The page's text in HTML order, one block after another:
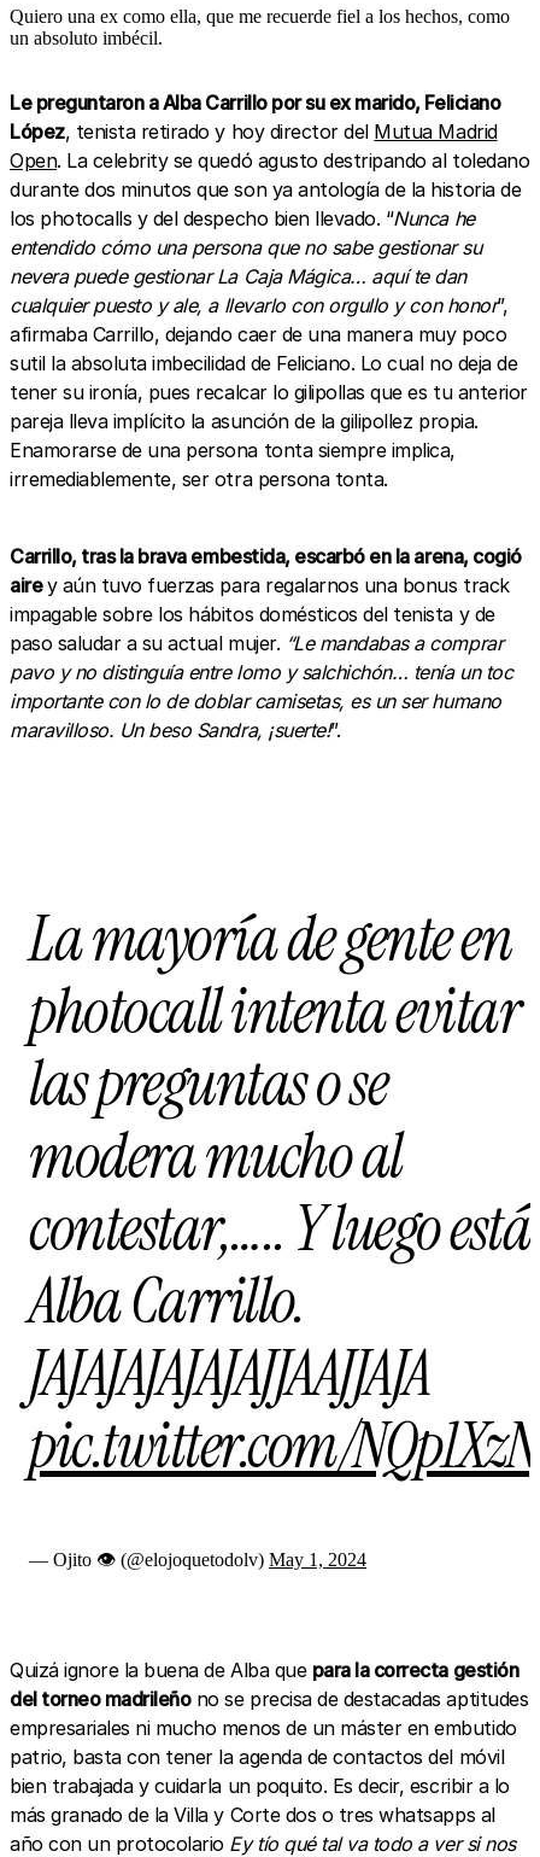
Quiero una ex como ella, que me recuerde fiel a los hechos, como
un absoluto imbécil.
Le preguntaron a Alba Carrillo por su ex marido, Feliciano
López, tenista retirado y hoy director del Mutua Madrid
Open. La celebrity se quedó agusto destripando al toledano
durante dos minutos que son ya antología de la historia de
los photocalls y del despecho bien llevado. “Nunca he
entendido cómo una persona que no sabe gestionar su
nevera puede gestionar La Caja Mágica… aquí te dan
cualquier puesto y ale, a llevarlo con orgullo y con honor”,
afirmaba Carrillo, dejando caer de una manera muy poco
sutil la absoluta imbecilidad de Feliciano. Lo cual no deja de
tener su ironía, pues recalcar lo gilipollas que es tu anterior
pareja lleva implícito la asunción de la gilipollez propia.
Enamorarse de una persona tonta siempre implica,
irremediablemente, ser otra persona tonta.
Carrillo, tras la brava embestida, escarbó en la arena, cogió
airey aún tuvo fuerzas para regalarnos una bonus track
impagable sobre los hábitos domésticos del tenista y de
paso saludar a su actual mujer. “Le mandabas a comprar
pavo y no distinguía entre lomo y salchichón… tenía un toc
importante con lo de doblar camisetas, es un ser humano
maravilloso. Un beso Sandra, ¡suerte!”.
La mayoría de gente en
photocall intenta evitar
las preguntas o se
modera mucho al
contestar,….. Y luego está
Alba Carrillo.
JAJAJAJAJAJAJJAAJJAJA
pic.twitter.com/
— Ojito 👁 (@elojoquetodolv) May 1, 2024
Quizá ignore la buena de Alba que para la correcta gestión
del torneo madrileñono se precisa de destacadas aptitudes
empresariales ni mucho menos de un máster en embutido
patrio, basta con tener la agenda de contactos del móvil
bien trabajada y cuidarla un poquito. Es decir, escribir a lo
más granado de la Villa y Corte dos o tres whatsapps al
año con un protocolario Ey tío qué tal va todo a ver si nos